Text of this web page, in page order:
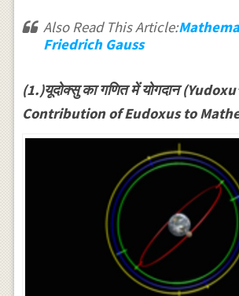
Also Read This Article:
Friedrich Gauss
(1.)यूदोक्सु का गणित में योगदान
Contribution of Eudoxus to